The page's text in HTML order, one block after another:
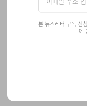
본 뉴스레터 구독 신
에